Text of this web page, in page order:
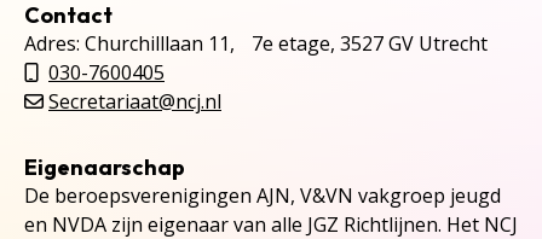
Contact
Adres: Churchilllaan 11, 7e etage, 3527 GV Utrecht
030-7600405
Secretariaat@ncj.nl
Eigenaarschap
De beroepsverenigingen AJN, V&VN vakgroep jeugd
en NVDA zijn eigenaar van alle JGZ Richtlijnen. Het NCJ